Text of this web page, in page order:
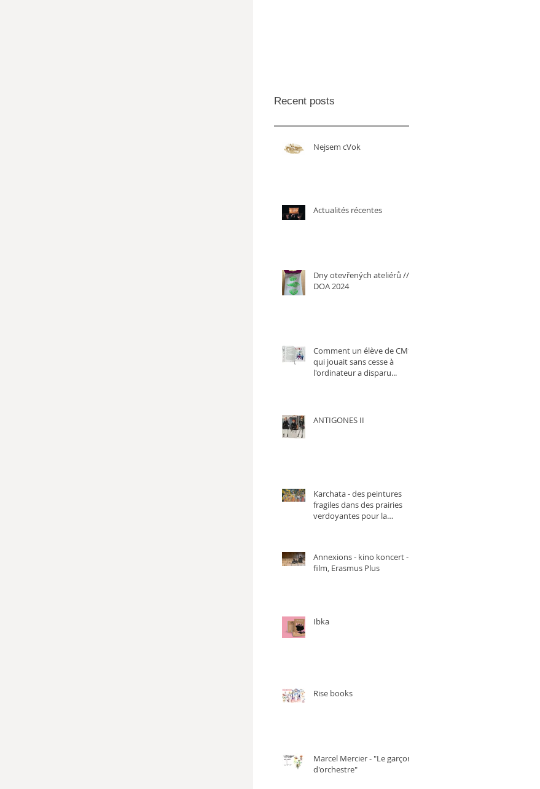
Recent posts
Nejsem cVok
Actualités récentes
Dny otevřených ateliérů ///
DOA 2024
Comment un élève de CM1
qui jouait sans cesse à
l'ordinateur a disparu...
ANTIGONES II
Karchata - des peintures
fragiles dans des prairies
verdoyantes pour la
Annexions - kino koncert -
film, Erasmus Plus
Ibka
Rise books
Marcel Mercier - "Le garçon
d'orchestre"